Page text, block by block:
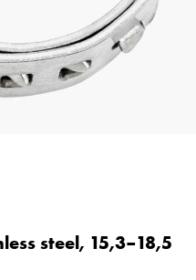
steel, 15,3–18,5